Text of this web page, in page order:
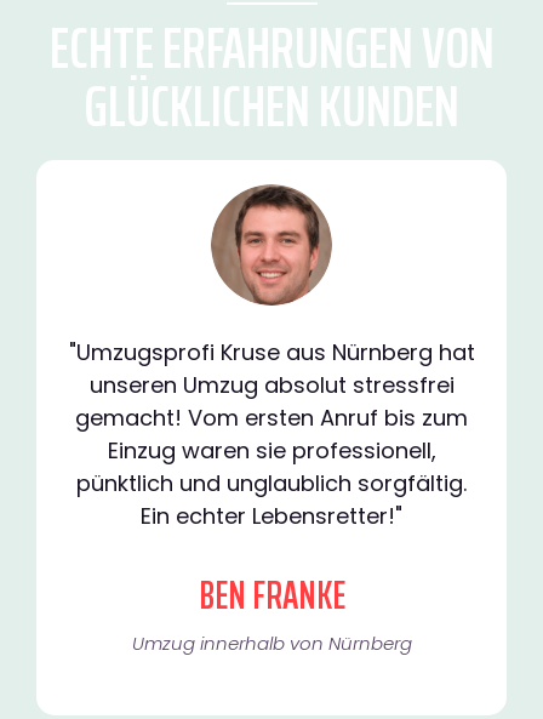
ECHTE ERFAHRUNGEN VON
GLÜCKLICHEN KUNDEN
"Umzugsprofi Kruse aus Nürnberg hat
unseren Umzug absolut stressfrei
gemacht! Vom ersten Anruf bis zum
Einzug waren sie professionell,
pünktlich und unglaublich sorgfältig.
Ein echter Lebensretter!"
BEN FRANKE
Umzug innerhalb von Nürnberg​